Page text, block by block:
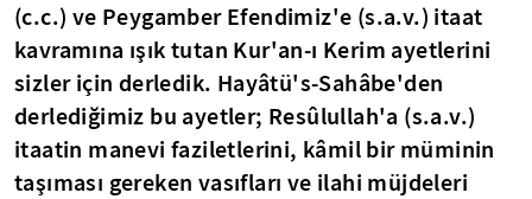
(c.c.) ve Peygamber Efendimiz'e (s.a.v.) itaat
kavramına ışık tutan Kur'an-ı Kerim ayetlerini
sizler için derledik. Hayâtü's-Sahâbe'den
derlediğimiz bu ayetler; Resûlullah'a (s.a.v.)
itaatin manevi faziletlerini, kâmil bir müminin
taşıması gereken vasıfları ve ilahi müjdeleri